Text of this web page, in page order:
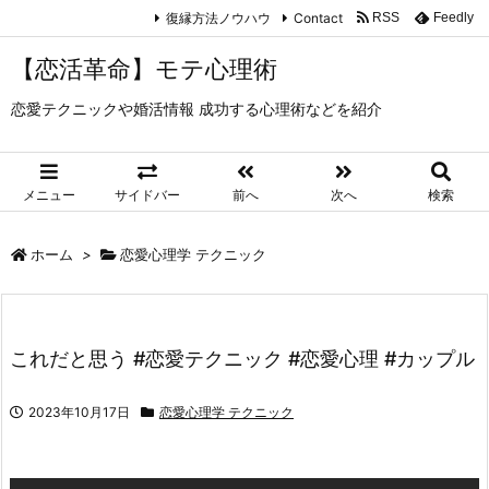
【恋活革命】モテ心理術
恋愛テクニックや婚活情報 成功する心理術などを紹介
メニュー サイドバー 前へ 次へ 検索
復縁方法ノウハウ Contact RSS Feedly
ホーム > 恋愛心理学 テクニック
これだと思う #恋愛テクニック #恋愛心理 #カップル
2023年10月17日 恋愛心理学 テクニック